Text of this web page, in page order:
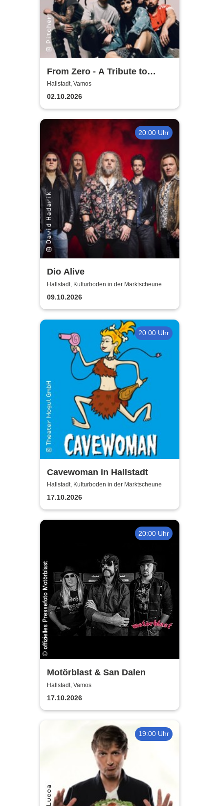
From Zero - A Tribute to
Linkin Park
Hallstadt, Vamos
02.10.2026
20:00 Uhr
Dio Alive
Hallstadt, Kulturboden in der Marktscheune
09.10.2026
20:00 Uhr
Cavewoman in Hallstadt
Hallstadt, Kulturboden in der Marktscheune
17.10.2026
20:00 Uhr
Motörblast & San Dalen
Hallstadt, Vamos
17.10.2026
19:00 Uhr